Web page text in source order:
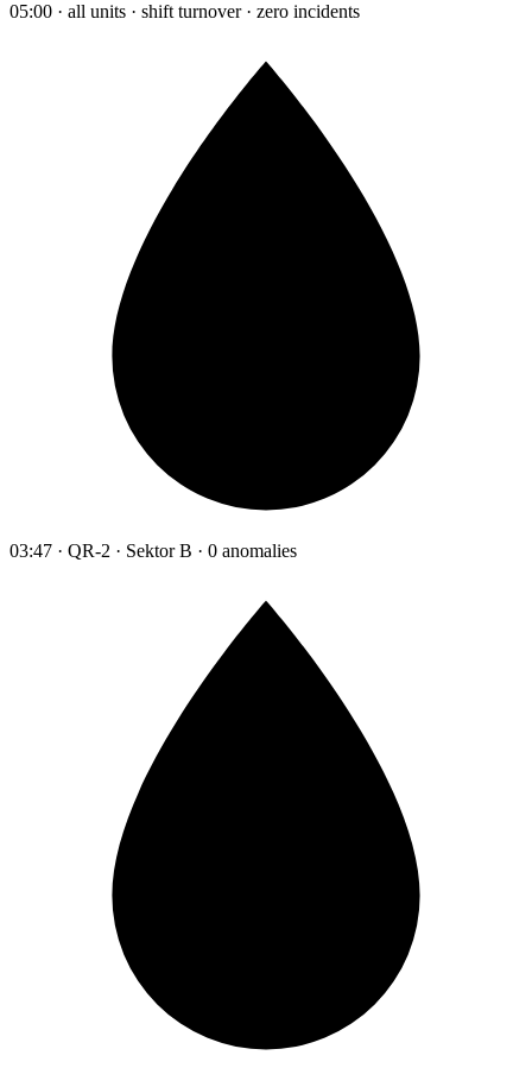
05:00 · all units · shift turnover · zero incidents
03:47 · QR-2 · Sektor B · 0 anomalies